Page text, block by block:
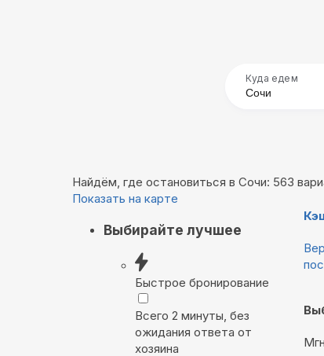
Куда едем
Найдём, где остановиться в Сочи: 563
Показать на карте
Выбирайте лучшее
Быстрое бронирование
Всего 2 минуты, без
ожидания ответа от
хозяина